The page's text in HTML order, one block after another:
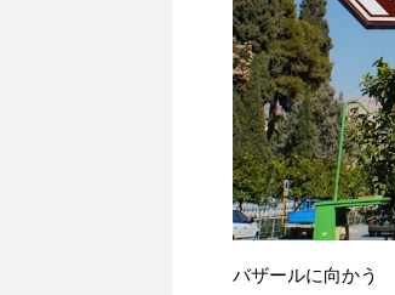
バザールに向かう